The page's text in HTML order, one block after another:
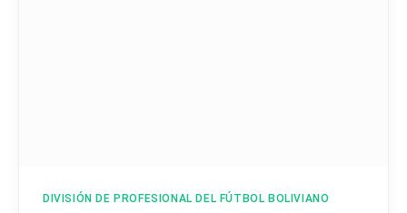
DIVISIÓN DE PROFESIONAL DEL FÚTBOL BOLIVIANO